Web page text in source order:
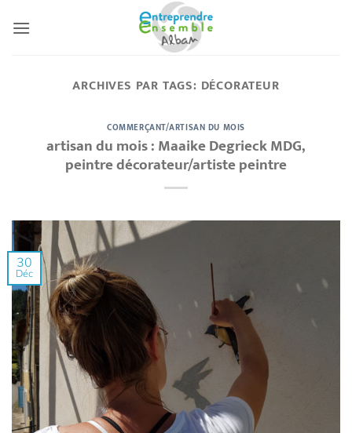
ARCHIVES PAR TAGS: DÉCORATEUR
COMMERÇANT/ARTISAN DU MOIS
artisan du mois : Maaike Degrieck MDG,
peintre décorateur/artiste peintre
30
Déc